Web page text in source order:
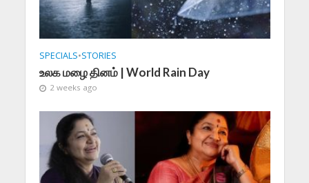
SPECIALS•STORIES
உலக மழை தினம் | World Rain Day
2 weeks ago